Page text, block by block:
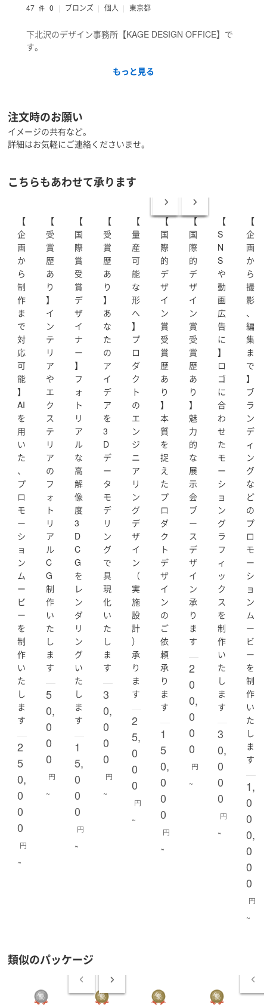
47 件 0 ブロンズ 個人 東京都
下北沢のデザイン事務所【KAGE DESIGN OFFICE】で
す。
プロダクトデザイン、ブランディング、ディレクショ
些細なことでも丁寧に対応させていただきますので、左
記にある「メッセージで相談する」より、
お気軽にお声掛け頂ければ幸いです。
・ブランディングデザイン
・デザインプロモーショ/ディレクション
・動画作成/編集
・WEBデザイン/コーデック
■ 得意分野/スキル
・Rhinocerous：3Dモデリング
・V-ray：3Dレンダリング
・Illustrator：DHPなどのグラフィックデザイン
・Photoshop：画像加工、合成
・Indesign：原稿編集
・AutoCAD：エンジニアリングデザイン、製作図/部品図
・After Effects + Cinema4D：プロモーションムービー作
成、3Dムービー可
・Adobe Xd：WEBデザイン、コード構築まで対応可能
■DESIGN AWARD
・Red Dot Design Award (GER)
・iF Design Award (GER)
・German Design Award【Special Mention】 (GER)
・グッドデザイン賞 (JPN)
・FUKUOKA DESIGN AWARD FINALIST（JPN）
この他詳しい経歴や制作実績は、スキルやポートフォリ
オページをご覧ください。
よろしくお願いいたします。
もっと見る
注文時のお願い
イメージの共有など。
詳細はお気軽にご連絡くださいませ。
こちらもあわせて承ります
【
企
画
か
ら
制
作
ま
で
対
応
可
能
】
AI
を
用
い
た
、
プ
ロ
モ
ー
シ
ョ
ン
ム
ー
ビ
ー
を
制
作
い
た
し
ま
す
2
5
0,
0
0
0
円
~
【
受
賞
歴
あ
り
】
イ
ン
テ
リ
ア
や
エ
ク
ス
テ
リ
ア
の
フ
ォ
ト
リ
ア
ル
C
G
制
作
い
た
し
ま
す
5
0,
0
0
0
円
~
【
国
際
賞
受
賞
デ
ザ
イ
ナ
ー
】
フ
ォ
ト
リ
ア
ル
な
高
解
像
度
3
D
C
G
を
レ
ン
ダ
リ
ン
グ
い
た
し
ま
す
1
5,
0
0
0
円
~
【
受
賞
歴
あ
り
】
あ
な
た
の
ア
イ
デ
ア
を
3
D
デ
ー
タ
モ
デ
リ
ン
グ
で
具
現
化
い
た
し
ま
す
3
0,
0
0
0
円
~
【
量
産
可
能
な
形
へ
】
プ
ロ
ダ
ク
ト
の
エ
ン
ジ
ニ
ア
リ
ン
グ
デ
ザ
イ
ン
（
実
施
設
計
）
承
り
ま
す
2
5,
0
0
0
円
~
【
国
際
的
デ
ザ
イ
ン
賞
受
賞
歴
あ
り
】
本
質
を
捉
え
た
プ
ロ
ダ
ク
ト
デ
ザ
イ
ン
の
ご
依
頼
承
り
ま
す
1
5
0,
0
0
0
円
~
【
国
際
的
デ
ザ
イ
ン
賞
受
賞
歴
あ
り
】
魅
力
的
な
展
示
会
ブ
ー
ス
デ
ザ
イ
ン
承
り
ま
す
2
0
0,
0
0
0
円
~
【
S
N
S
や
動
画
広
告
に
】
ロ
ゴ
に
合
わ
せ
た
モ
ー
シ
ョ
ン
グ
ラ
フ
ィ
ッ
ク
ス
を
制
作
い
た
し
ま
す
3
0,
0
0
0
円
~
【
企
画
か
ら
撮
影
、
編
集
ま
で
】
ブ
ラ
ン
デ
ィ
ン
グ
な
ど
の
プ
ロ
モ
ー
シ
ョ
ン
ム
ー
ビ
ー
を
制
作
い
た
し
ま
す
1,
0
0
0,
0
0
0
円
~
類似のパッケージ